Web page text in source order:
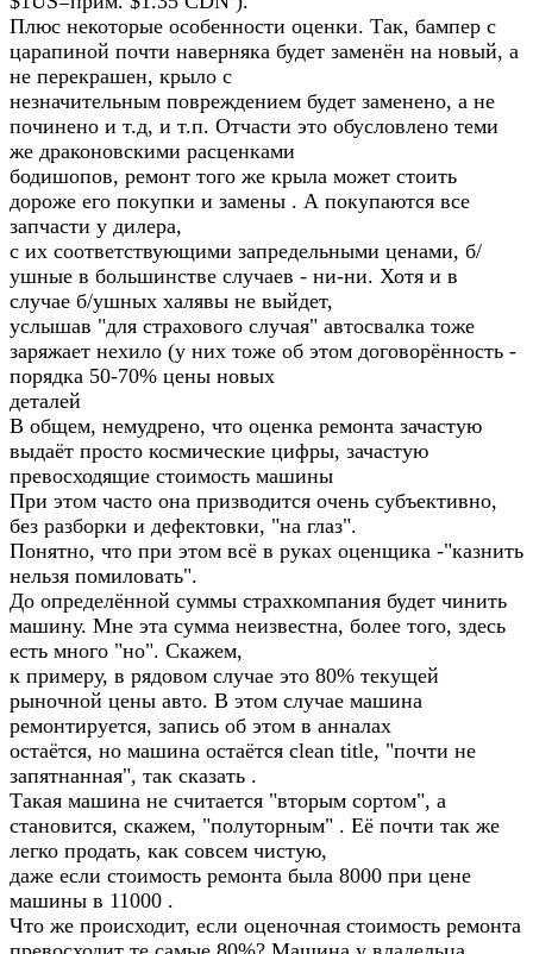
Плюс некоторые особенности оценки. Так, бампер с
царапиной почти наверняка будет заменён на новый, а
не перекрашен, крыло с
незначительным повреждением будет заменено, а не
починено и т.д, и т.п. Отчасти это обусловлено теми
же драконовскими расценками
бодишопов, ремонт того же крыла может стоить
дороже его покупки и замены . А покупаются все
запчасти у дилера,
с их соответствующими запредельными ценами, б/
ушные в большинстве случаев - ни-ни. Хотя и в
случае б/ушных халявы не выйдет,
услышав "для страхового случая" автосвалка тоже
заряжает нехило (у них тоже об этом договорённость -
порядка 50-70% цены новых
деталей
В общем, немудрено, что оценка ремонта зачастую
выдаёт просто космические цифры, зачастую
превосходящие стоимость машины
При этом часто она призводится очень субъективно,
без разборки и дефектовки, "на глаз".
Понятно, что при этом всё в руках оценщика -"казнить
нельзя помиловать".
До определённой суммы страхкомпания будет чинить
машину. Мне эта сумма неизвестна, более того, здесь
есть много "но". Скажем,
к примеру, в рядовом случае это 80% текущей
рыночной цены авто. В этом случае машина
ремонтируется, запись об этом в анналах
остаётся, но машина остаётся clean title, "почти не
запятнанная", так сказать .
Такая машина не считается "вторым сортом", а
становится, скажем, "полуторным" . Её почти так же
легко продать, как совсем чистую,
даже если стоимость ремонта была 8000 при цене
машины в 11000 .
Что же происходит, если оценочная стоимость ремонта